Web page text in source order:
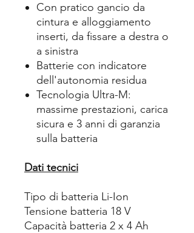
Con pratico gancio da
cintura e alloggiamento
inserti, da fissare a destra o
a sinistra
Batterie con indicatore
dell'autonomia residua
Tecnologia Ultra-M:
massime prestazioni, carica
sicura e 3 anni di garanzia
sulla batteria
Dati tecnici
Tipo di batteria Li-Ion
Tensione batteria 18 V
Capacità batteria 2 x 4 Ah